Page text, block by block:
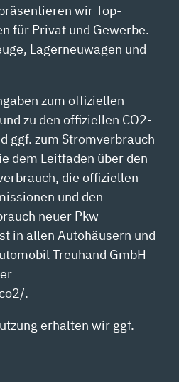
wir Top-
für Privat und Gewerbe.
Lagerneuwagen und
zum offiziellen
zu den offiziellen CO2-
ggf. zum Stromverbrauch
dem Leitfaden über den
die offiziellen
und den
neuer Pkw
in allen Autohäusern und
Treuhand GmbH
.
erhalten wir ggf.